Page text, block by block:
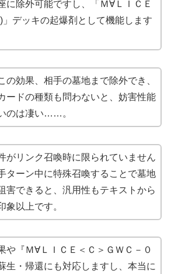
に除外可能ですし、「Ｍ∀ＬＩＣＥ
」デッキの起爆剤として機能します
の効果、相手の墓地まで除外でき、
ードの種類も問わないと、妨害性能
のは凄い……。
がリンク召喚時に限られていません
ターン中に特殊召喚することで墓地
害できると、汎用性もテキストから
象以上です。
や『Ｍ∀ＬＩＣＥ＜Ｃ＞ＧＷＣ－０
生・帰還にも対応しますし、本当に